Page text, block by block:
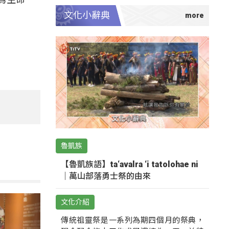
文化小辭典
魯凱族
【魯凱族語】ta‘avalra ‘i tatolohae ni
｜萬山部落勇士祭的由來
文化介紹
傳統祖靈祭是一系列為期四個月的祭典，